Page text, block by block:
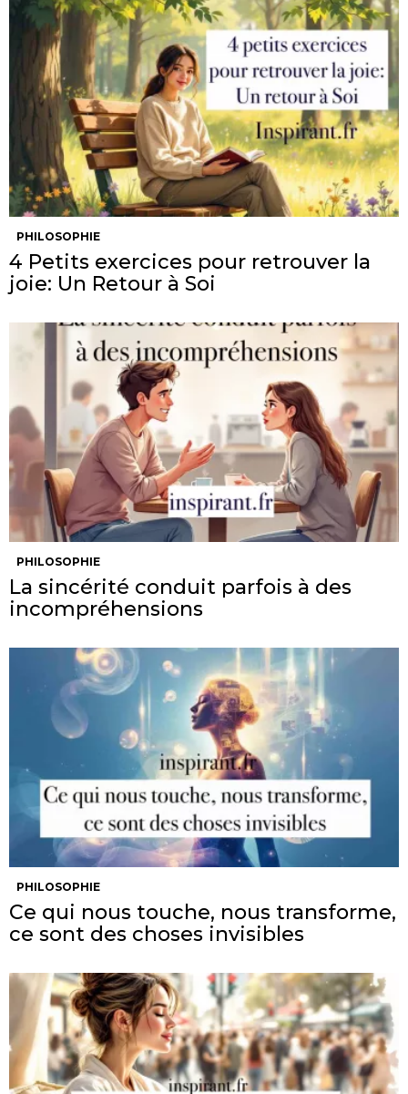
PHILOSOPHIE
4 Petits exercices pour retrouver la
joie: Un Retour à Soi
PHILOSOPHIE
La sincérité conduit parfois à des
incompréhensions
PHILOSOPHIE
Ce qui nous touche, nous transforme,
ce sont des choses invisibles